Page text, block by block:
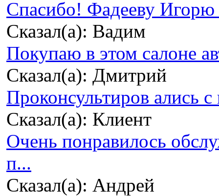
Спасибо! Фадееву Игорю
Сказал(а): Вадим
Покупаю в этом салоне
Сказал(а): Дмитрий
Проконсультиров ались
Сказал(а): Клиент
Очень понравилось
п...
Сказал(а): Андрей